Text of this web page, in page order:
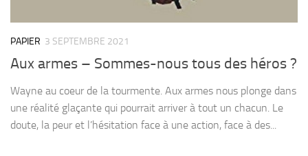
PAPIER 3 SEPTEMBRE 2021
Aux armes – Sommes-nous tous des héros ?
Wayne au coeur de la tourmente. Aux armes nous plonge dans
une réalité glaçante qui pourrait arriver à tout un chacun. Le
doute, la peur et l’hésitation face à une action, face à des...